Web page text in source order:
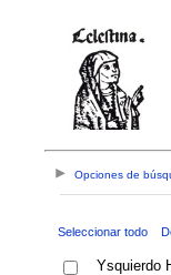
Opciones de
Seleccionar todo
Ysquierdo